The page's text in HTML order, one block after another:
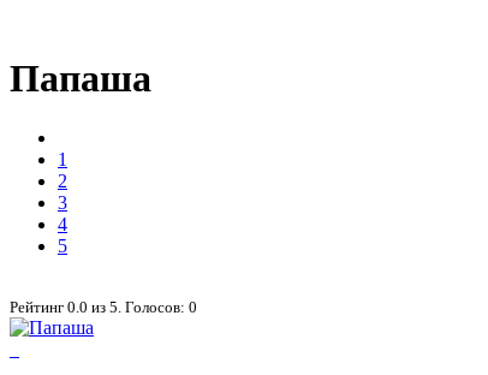
Папаша
1
2
3
4
5
Рейтинг 0.0 из 5 . Голосов: 0